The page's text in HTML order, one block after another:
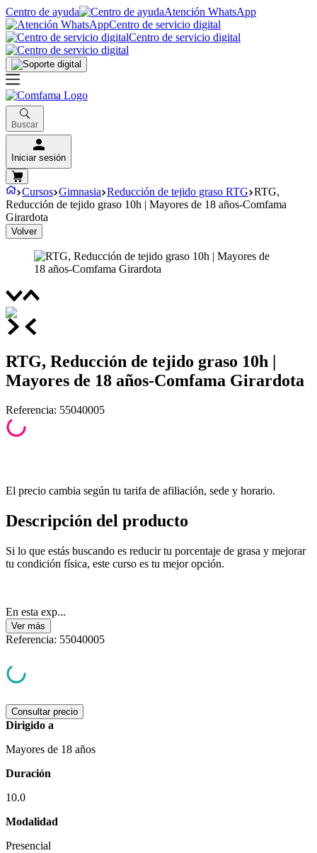
Centro de ayuda
Atención WhatsApp
Centro de servicio digital
Centro de servicio digital
Buscar
Iniciar sesión
Cursos Gimnasia Reducción de tejido graso RTG RTG,
Reducción de tejido graso 10h | Mayores de 18 años-Comfama
Girardota
Volver
RTG, Reducción de tejido graso 10h |
Mayores de 18 años-Comfama Girardota
Referencia: 55040005
El precio cambia según tu tarifa de afiliación, sede y horario.
Descripción del producto
Si lo que estás buscando es reducir tu porcentaje de grasa y mejorar
tu condición física, este curso es tu mejor opción.
En esta exp...
Ver más
Referencia: 55040005
Consultar precio
Dirigido a
Mayores de 18 años
Duración
10.0
Modalidad
Presencial